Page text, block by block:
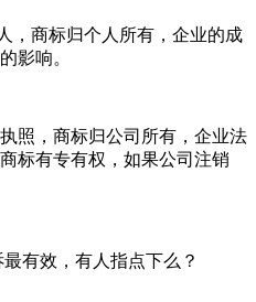
，商标归个人所有，企业的成
影响。
照，商标归公司所有，企业法
标有专有权，如果公司注销
有效，有人指点下么？